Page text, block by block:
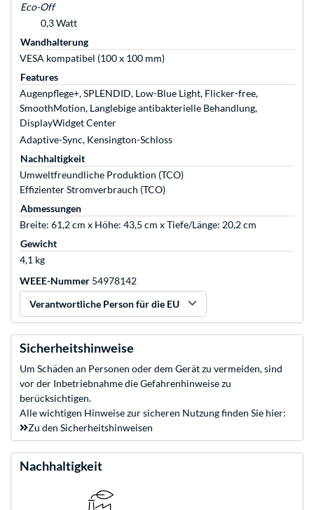
Eco-Off
0,3 Watt
Wandhalterung
VESA kompatibel (100 x 100 mm)
Features
Augenpflege+, SPLENDID, Low-Blue Light, Flicker-free,
SmoothMotion, Langlebige antibakterielle Behandlung,
DisplayWidget Center
Adaptive-Sync, Kensington-Schloss
Nachhaltigkeit
Umweltfreundliche Produktion (TCO)
Effizienter Stromverbrauch (TCO)
Abmessungen
Breite: 61,2 cm x Höhe: 43,5 cm x Tiefe/Länge: 20,2 cm
Gewicht
4,1 kg
WEEE-Nummer 54978142
Verantwortliche Person für die EU
Sicherheitshinweise
Um Schäden an Personen oder dem Gerät zu vermeiden, sind
vor der Inbetriebnahme die Gefahrenhinweise zu
berücksichtigen.
Alle wichtigen Hinweise zur sicheren Nutzung finden Sie hier:
Zu den Sicherheitshinweisen
Nachhaltigkeit